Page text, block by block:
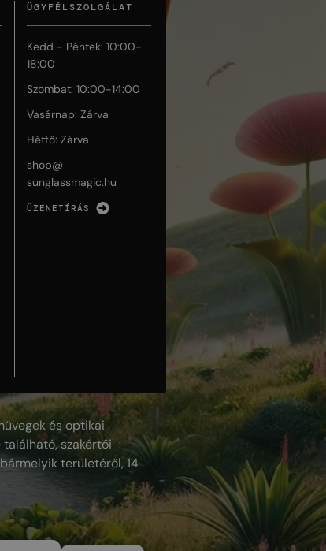
ÜGYFÉLSZOLGÁLAT
Kedd - Péntek: 10:00-
18:00
Szombat: 10:00-14:00
Vasárnap: Zárva
Hétfő: Zárva
shop@
sunglassmagic.hu
ÜZENETÍRÁS
és optikai
szakértői
területéről, 14